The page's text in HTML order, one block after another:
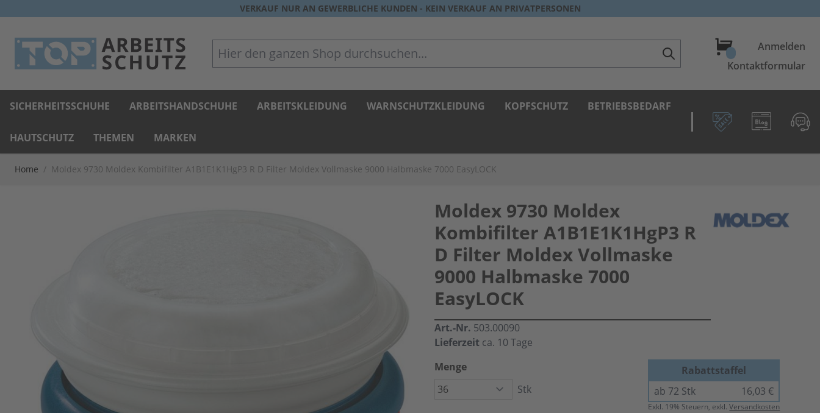
VERKAUF NUR AN GEWERBLICHE KUNDEN - KEIN VERKAUF AN PRIVATPERSONEN
Hier den ganzen Shop durchsuchen... WarenkorbAnmelden
Kontaktformular
SICHERHEITSSCHUHE ARBEITSHANDSCHUHE ARBEITSKLEIDUNG WARNSCHUTZKLEIDUNG KOPFSCHUTZ BETRIEBSBEDARF
HAUTSCHUTZ THEMEN MARKEN
Home / Moldex 9730 Moldex Kombifilter A1B1E1K1HgP3 R D Filter Moldex Vollmaske 9000 Halbmaske 7000 EasyLOCK
Moldex 9730 Moldex
Kombifilter A1B1E1K1HgP3 R
D Filter Moldex Vollmaske
9000 Halbmaske 7000
EasyLOCK
Art.-Nr. 503.00090
Lieferzeit ca. 10 Tage
Menge
Stk
Rabattstaffel
ab 72 Stk
16,03 €
Exkl. 19% Steuern, exkl.Versandkosten